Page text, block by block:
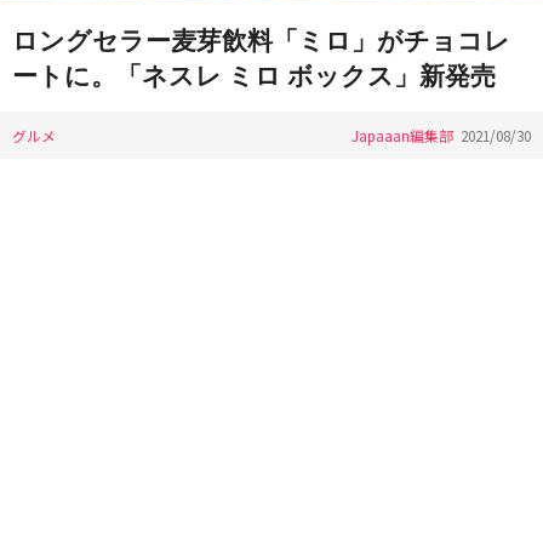
ロングセラー麦芽飲料「ミロ」がチョコレ
ートに。「ネスレ ミロ ボックス」新発売
グルメ Japaaan編集部 2021/08/30